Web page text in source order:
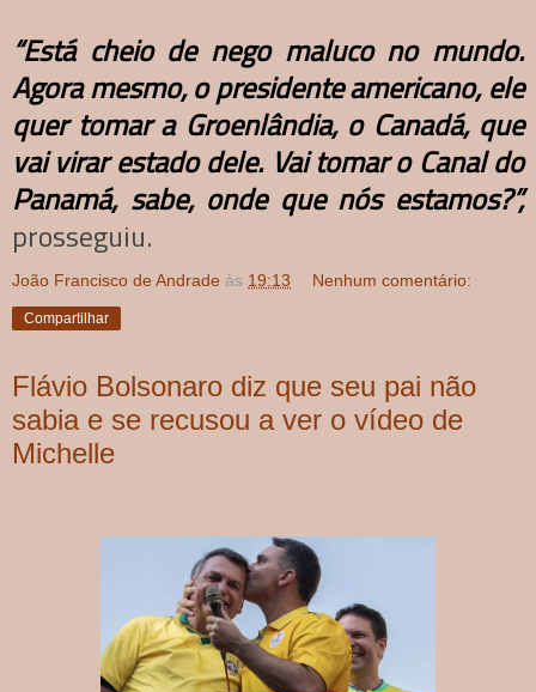
“Está cheio de nego maluco no mundo.
Agora mesmo, o presidente americano, ele
quer tomar a Groenlândia, o Canadá, que
vai virar estado dele. Vai tomar o Canal do
Panamá, sabe, onde que nós estamos?”,
prosseguiu.
João Francisco de Andrade às 19:13 Nenhum comentário:
Compartilhar
Flávio Bolsonaro diz que seu pai não
sabia e se recusou a ver o vídeo de
Michelle